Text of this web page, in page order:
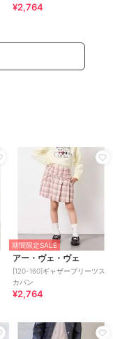
¥2,764
期間限定SALE
アー・ヴェ・ヴェ
[120-160]ギャザープリーツス
カパン
¥2,764